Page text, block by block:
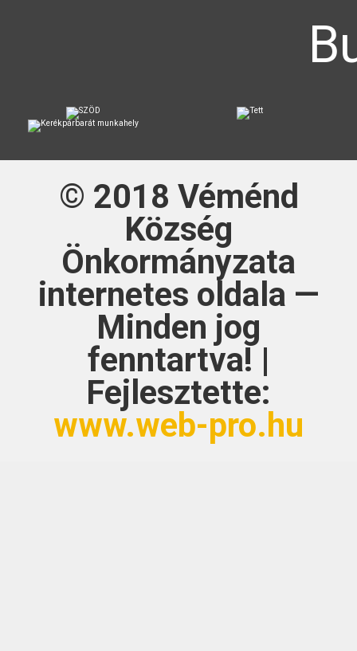
© 2018 Véménd
Község
Önkormányzata
internetes oldala —
Minden jog
fenntartva! |
Fejlesztette:
www.web-pro.hu